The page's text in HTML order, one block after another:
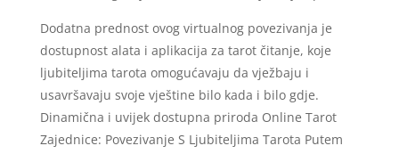
Dodatna prednost ovog virtualnog povezivanja je
dostupnost alata i aplikacija za tarot čitanje, koje
ljubiteljima tarota omogućavaju da vježbaju i
usavršavaju svoje vještine bilo kada i bilo gdje.
Dinamična i uvijek dostupna priroda Online Tarot
Zajednice: Povezivanje S Ljubiteljima Tarota Putem